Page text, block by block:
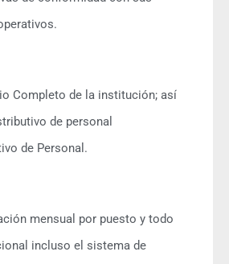
Completo de la institución; así
de personal
de Personal.
mensual por puesto y todo
incluso el sistema de